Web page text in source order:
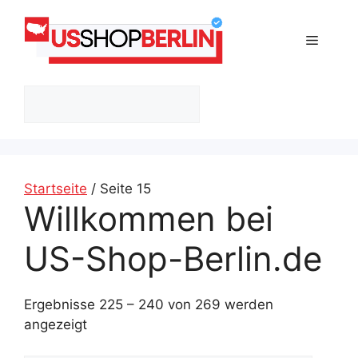
Inhalt
springen
Menü
Startseite / Seite 15
Willkommen bei
US-Shop-Berlin.de
Ergebnisse 225 – 240 von 269 werden
angezeigt